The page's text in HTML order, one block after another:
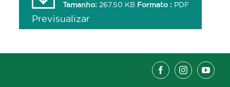
Tamanho: 267.50 KB Formato : PDF
Previsualizar